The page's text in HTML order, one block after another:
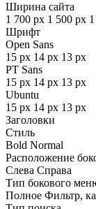
Ширина сайта
1 700 px 1 500 px
Шрифт
Open Sans
15 px 14 px 13 px
PT Sans
15 px 14 px 13 px
Ubuntu
15 px 14 px 13 px
Заголовки
Стиль
Bold Normal
Расположение
Слева Справа
Тип бокового
Полное Фильтр,